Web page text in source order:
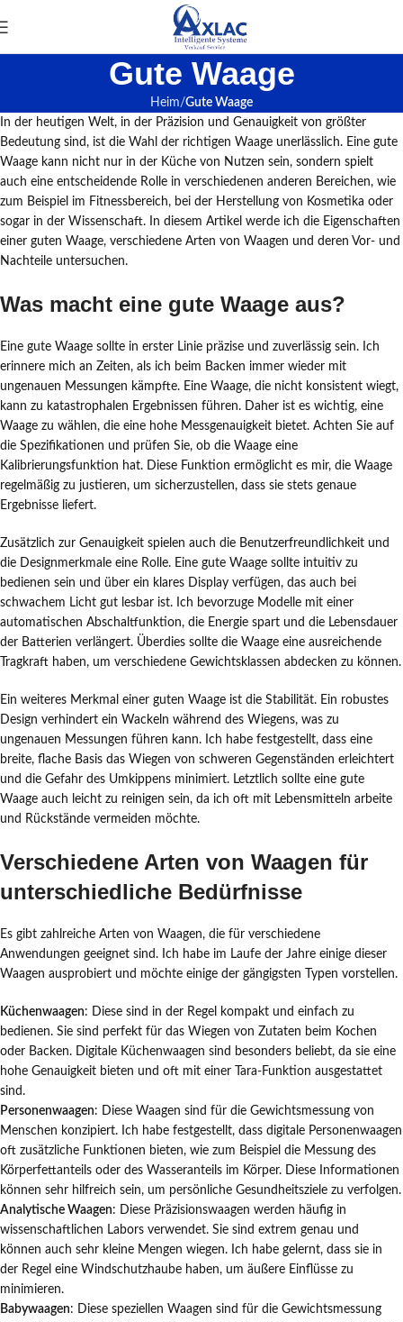
Gute Waage
Heim Gute Waage
In der heutigen Welt, in der Präzision und Genauigkeit von größter
Bedeutung sind, ist die Wahl der richtigen Waage unerlässlich. Eine gute
Waage kann nicht nur in der Küche von Nutzen sein, sondern spielt
auch eine entscheidende Rolle in verschiedenen anderen Bereichen, wie
zum Beispiel im Fitnessbereich, bei der Herstellung von Kosmetika oder
sogar in der Wissenschaft. In diesem Artikel werde ich die Eigenschaften
einer guten Waage, verschiedene Arten von Waagen und deren Vor- und
Nachteile untersuchen.
Was macht eine gute Waage aus?
Eine gute Waage sollte in erster Linie präzise und zuverlässig sein. Ich
erinnere mich an Zeiten, als ich beim Backen immer wieder mit
ungenauen Messungen kämpfte. Eine Waage, die nicht konsistent wiegt,
kann zu katastrophalen Ergebnissen führen. Daher ist es wichtig, eine
Waage zu wählen, die eine hohe Messgenauigkeit bietet. Achten Sie auf
die Spezifikationen und prüfen Sie, ob die Waage eine
Kalibrierungsfunktion hat. Diese Funktion ermöglicht es mir, die Waage
regelmäßig zu justieren, um sicherzustellen, dass sie stets genaue
Ergebnisse liefert.
Zusätzlich zur Genauigkeit spielen auch die Benutzerfreundlichkeit und
die Designmerkmale eine Rolle. Eine gute Waage sollte intuitiv zu
bedienen sein und über ein klares Display verfügen, das auch bei
schwachem Licht gut lesbar ist. Ich bevorzuge Modelle mit einer
automatischen Abschaltfunktion, die Energie spart und die Lebensdauer
der Batterien verlängert. Überdies sollte die Waage eine ausreichende
Tragkraft haben, um verschiedene Gewichtsklassen abdecken zu können.
Ein weiteres Merkmal einer guten Waage ist die Stabilität. Ein robustes
Design verhindert ein Wackeln während des Wiegens, was zu
ungenauen Messungen führen kann. Ich habe festgestellt, dass eine
breite, flache Basis das Wiegen von schweren Gegenständen erleichtert
und die Gefahr des Umkippens minimiert. Letztlich sollte eine gute
Waage auch leicht zu reinigen sein, da ich oft mit Lebensmitteln arbeite
und Rückstände vermeiden möchte.
Verschiedene Arten von Waagen für
unterschiedliche Bedürfnisse
Es gibt zahlreiche Arten von Waagen, die für verschiedene
Anwendungen geeignet sind. Ich habe im Laufe der Jahre einige dieser
Waagen ausprobiert und möchte einige der gängigsten Typen vorstellen.
Küchenwaagen: Diese sind in der Regel kompakt und einfach zu
bedienen. Sie sind perfekt für das Wiegen von Zutaten beim Kochen
oder Backen. Digitale Küchenwaagen sind besonders beliebt, da sie eine
hohe Genauigkeit bieten und oft mit einer Tara-Funktion ausgestattet
sind.
Personenwaagen: Diese Waagen sind für die Gewichtsmessung von
Menschen konzipiert. Ich habe festgestellt, dass digitale Personenwaagen
oft zusätzliche Funktionen bieten, wie zum Beispiel die Messung des
Körperfettanteils oder des Wasseranteils im Körper. Diese Informationen
können sehr hilfreich sein, um persönliche Gesundheitsziele zu verfolgen.
Analytische Waagen: Diese Präzisionswaagen werden häufig in
wissenschaftlichen Labors verwendet. Sie sind extrem genau und
können auch sehr kleine Mengen wiegen. Ich habe gelernt, dass sie in
der Regel eine Windschutzhaube haben, um äußere Einflüsse zu
minimieren.
Babywaagen: Diese speziellen Waagen sind für die Gewichtsmessung